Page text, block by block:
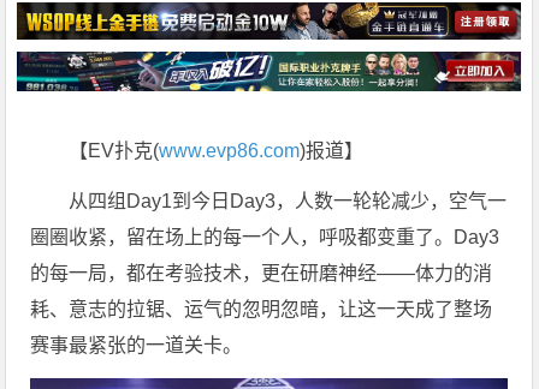
【EV扑克(www.evp86.com)报道】
从四组Day1到今日Day3，人数一轮轮减少，空气一
圈圈收紧，留在场上的每一个人，呼吸都变重了。Day3
的每一局，都在考验技术，更在研磨神经——体力的消
耗、意志的拉锯、运气的忽明忽暗，让这一天成了整场
赛事最紧张的一道关卡。